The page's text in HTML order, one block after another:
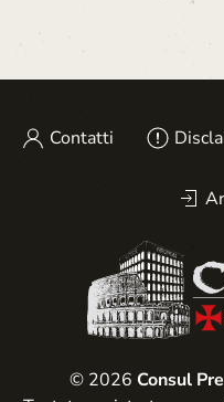
Contatti
© 2026 Consul